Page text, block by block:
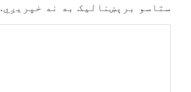
ستاسو برېښناليک به نه خپريږي.